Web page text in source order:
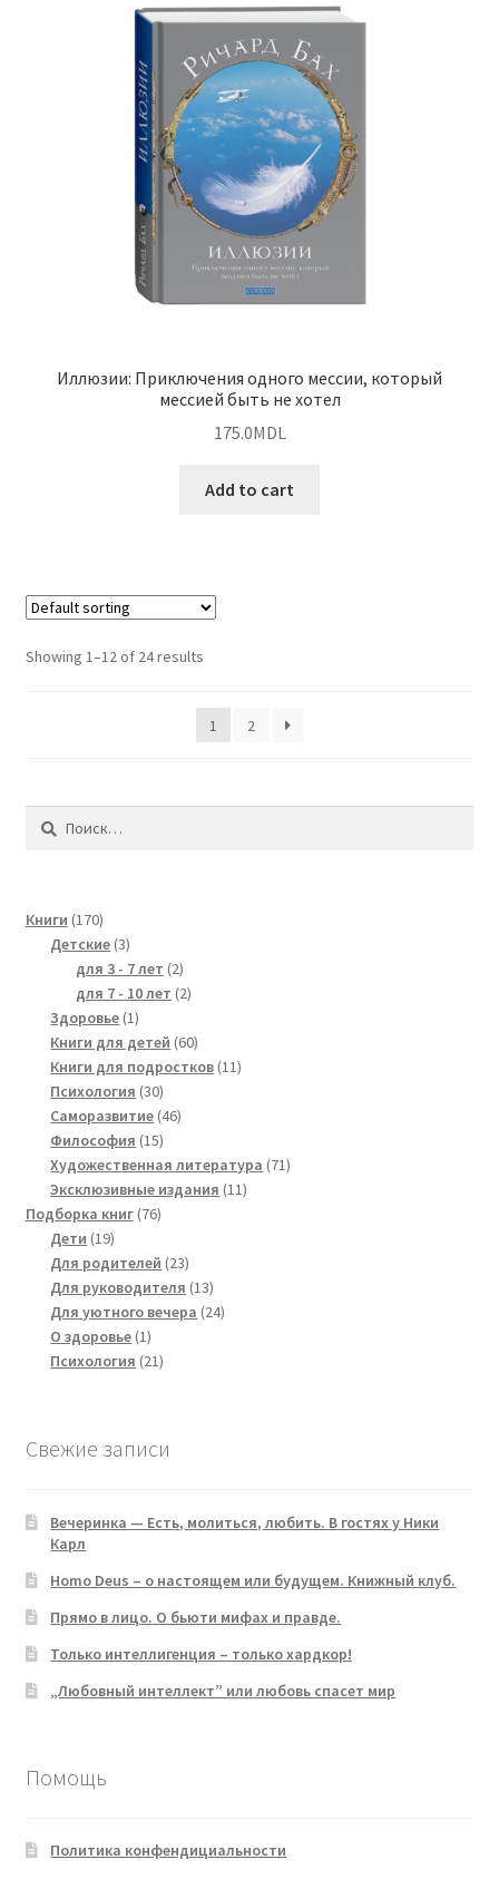
Иллюзии: Приключения одного мессии, который
мессией быть не хотел
175.0MDL
Add to cart
Showing 1–12 of 24 results
1 2
Найти:
Книги 170170
products
Детские 33
products
для 3 - 7 лет 22
products
для 7 - 10 лет 22
Здоровье 11
product
Книги для детей 6060
products
Книги для подростков 1111
Психология 3030
products
Саморазвитие 4646
Философия 1515
products
Художественная литература 7171
Эксклюзивные издания 1111
Подборка книг 7676
Дети 1919
products
Для родителей 2323
products
Для руководителя 1313
products
Для уютного вечера 2424
О здоровье 11
product
Психология 2121
Свежие записи
Вечеринка — Есть, молиться, любить. В гостях у Ники
Карл
Homo Deus – о настоящем или будущем. Книжный клуб.
Прямо в лицо. О бьюти мифах и правде.
Только интеллигенция – только хардкор!
„Любовный интеллект” или любовь спасет мир
Помощь
Политика конфендициальности